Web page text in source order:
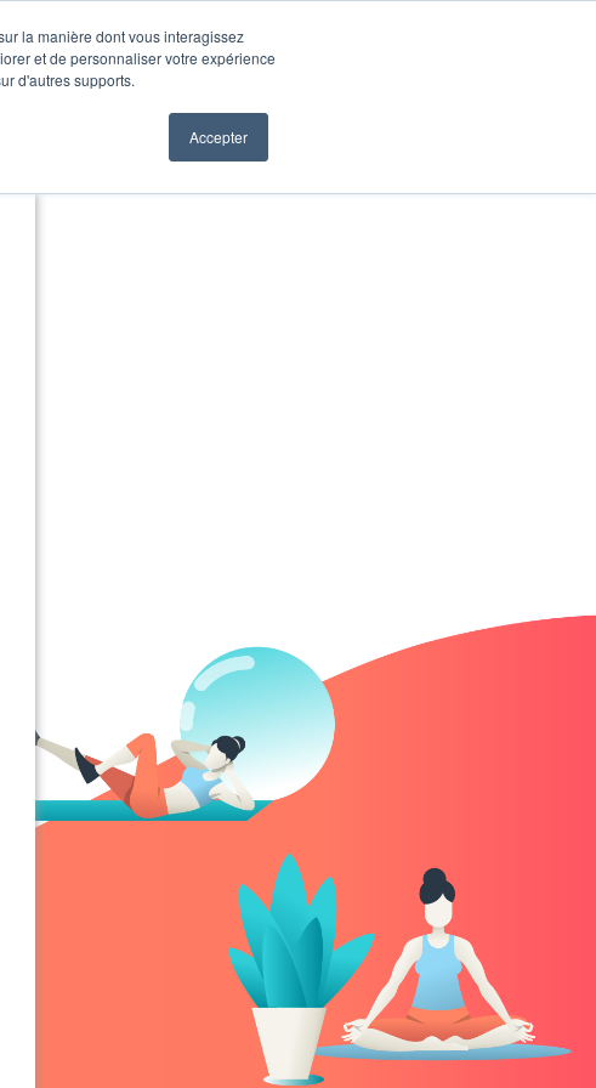
la manière dont vous interagissez
et de personnaliser votre expérience
d'autres supports.
Accepter